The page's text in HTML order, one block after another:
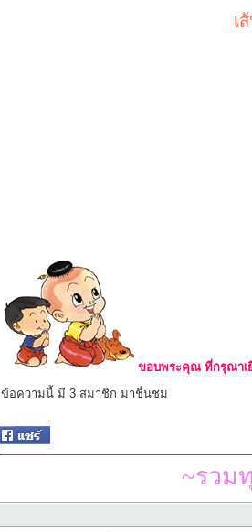
เ
ขอบพระคุณ ที่กรุณาเ
ข้อความนี้ มี 3 สมาชิก มาชื่นชม
~รวม